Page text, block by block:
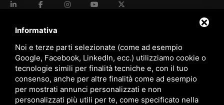
language ITALIANO
download Catalogo Stima
download Politica qualità e sicurezza
Informativa
Noi e terze parti selezionate (come ad esempio
Google, Facebook, LinkedIn, ecc.) utilizziamo cookie o
tecnologie simili per finalità tecniche e, con il tuo
consenso, anche per altre finalità come ad esempio
per mostrati annunci personalizzati e non
personalizzati più utili per te, come specificato nella